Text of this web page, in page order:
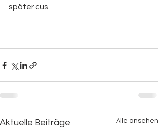
später aus.
Aktuelle Beiträge Alle ansehen